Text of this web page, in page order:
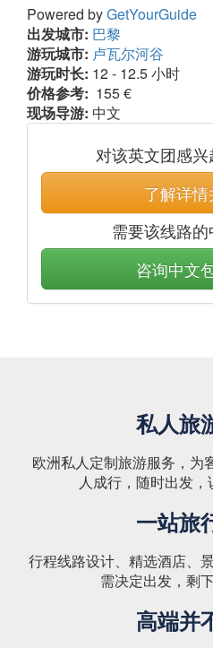
Powered byGetYourGuide
出发城市: 巴黎
游玩城市: 卢瓦尔河谷
游玩时长: 12 - 12.5 小时
价格参考: 155 €
现场导游: 中文
对该英文团感
了解详
需要该线路的
咨询中文
私人旅
欧洲私人定制旅游服务，为
人成行，随时出发，
一站旅
行程线路设计、精选酒店、
需决定出发，剩
高端并